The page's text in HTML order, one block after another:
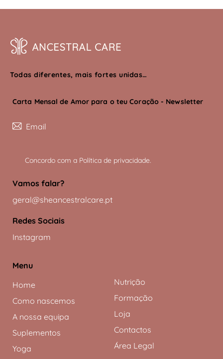
Todas diferentes, mais fortes unidas…
Carta Mensal de Amor para o teu Coração - Newsletter
Concordo com a Política de privacidade.
Vamos falar?
geral@sheancestralcare.pt
Redes Sociais
Instagram
Menu
Home
Como nascemos
A nossa equipa
Suplementos
Yoga
Nutrição
Formação
Loja
Contactos
Área Legal